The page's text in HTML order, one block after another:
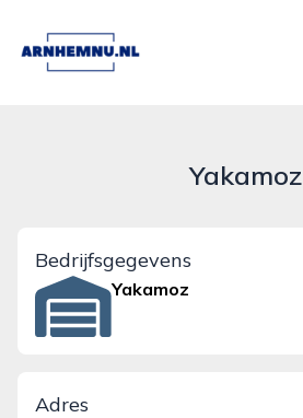
arnhemnu.nl
Yakamoz
Bedrijfsgegevens
Yakamoz
Adres